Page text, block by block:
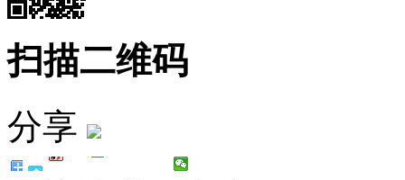
扫描二维码
分享